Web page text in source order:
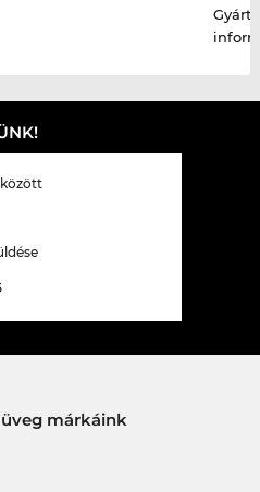
között
márkáink